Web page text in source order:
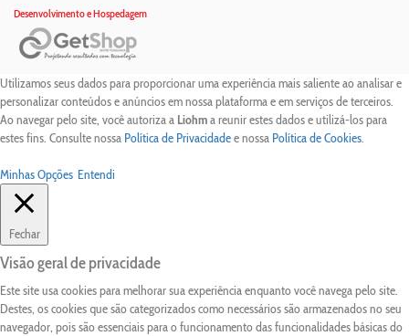
Desenvolvimento e Hospedagem
Utilizamos seus dados para proporcionar uma experiência mais saliente ao analisar e
personalizar conteúdos e anúncios em nossa plataforma e em serviços de terceiros.
Ao navegar pelo site, você autoriza a Liohma reunir estes dados e utilizá-los para
estes fins. Consulte nossa Política de Privacidadee nossa Política de Cookies.
Minhas Opções Entendi
Fechar
Visão geral de privacidade
Este site usa cookies para melhorar sua experiência enquanto você navega pelo site.
Destes, os cookies que são categorizados como necessários são armazenados no seu
navegador, pois são essenciais para o funcionamento das funcionalidades básicas do